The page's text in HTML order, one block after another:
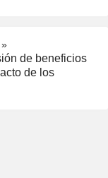
de beneficios
de los